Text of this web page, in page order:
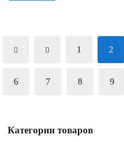
1 2
6 7 8 9
Категории товаров